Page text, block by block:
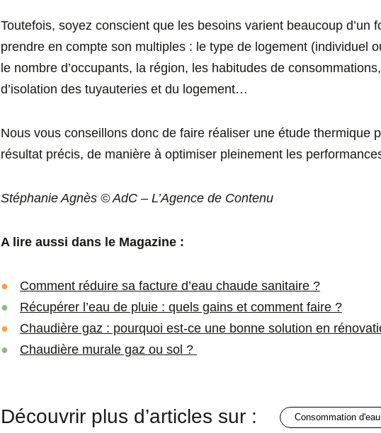
Toutefois, soyez conscient que les besoins varient beaucoup d’un
prendre en compte son multiples : le type de logement (individuel
le nombre d’occupants, la région, les habitudes de
d’isolation des tuyauteries et du logement…
Nous vous conseillons donc de faire réaliser une étude thermique
résultat précis, de manière à optimiser pleinement les
Stéphanie Agnès © AdC – L’Agence de Contenu
A lire aussi dans le Magazine :
Comment réduire sa facture d’eau chaude sanitaire ?
Récupérer l’eau de pluie : quels gains et comment faire ?
Chaudière gaz : pourquoi est-ce une bonne solution en
Chaudière murale gaz ou sol ?
Découvrir plus d’articles sur : consommation